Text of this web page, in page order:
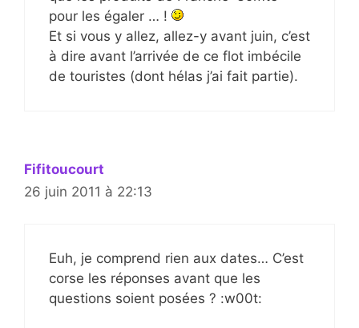
pour les égaler … !
Et si vous y allez, allez-y avant juin, c’est
à dire avant l’arrivée de ce flot imbécile
de touristes (dont hélas j’ai fait partie).
Fifitoucourt
26 juin 2011 à 22:13
Euh, je comprend rien aux dates… C’est
corse les réponses avant que les
questions soient posées ? :w00t: